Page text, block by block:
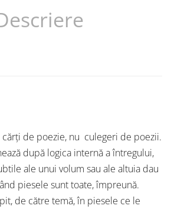
cărți de poezie, nu culegeri de poezii.
după logica internă a întregului,
ale unui volum sau ale altuia dau
piesele sunt toate, împreună.
de către temă, în piesele ce le